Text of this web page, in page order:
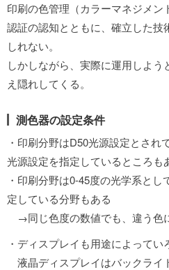
印刷の色管理（カラーマネジメン
認証の認知とともに、確立した技
しれない。
しかしながら、実際に運用しよ
え隠れしてくる。
測色器の設定条件
・印刷分野はD50光源設定とされ
光源設定を指定しているところも
・印刷分野は0-45度の光学系と
定している分野もある
→同じ色度の数値でも、違う色
・ディスプレイも用途によってい
液晶ディスプレイはバックライ